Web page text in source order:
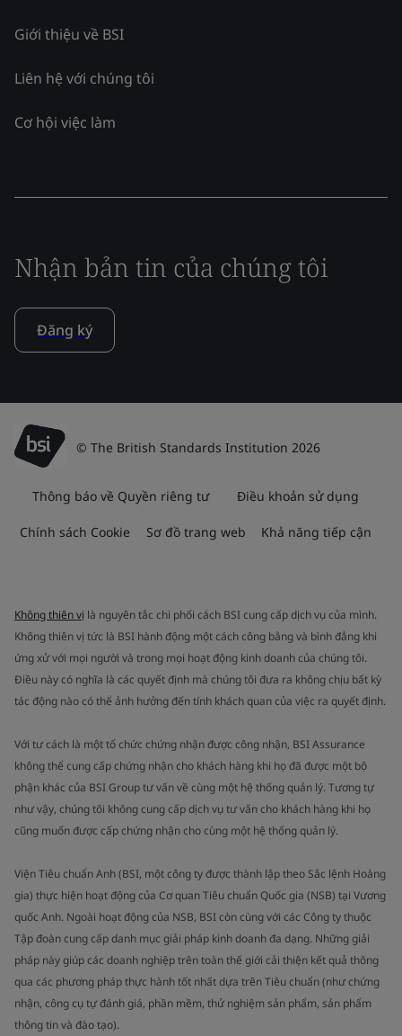
Giới thiệu về BSI
Liên hệ với chúng tôi
Cơ hội việc làm
Nhận bản tin của chúng tôi
Đăng ký
© The British Standards Institution 2026
Thông báo về Quyền riêng tư Điều khoản sử dụng
Chính sách Cookie Sơ đồ trang web Khả năng tiếp cận
Không thiên vị là nguyên tắc chi phối cách BSI cung cấp dịch vụ của mình.
Không thiên vị tức là BSI hành động một cách công bằng và bình đẳng khi
ứng xử với mọi người và trong mọi hoạt động kinh doanh của chúng tôi.
Điều này có nghĩa là các quyết định mà chúng tôi đưa ra không chịu bất kỳ
tác động nào có thể ảnh hưởng đến tính khách quan của việc ra quyết định.
Với tư cách là một tổ chức chứng nhận được công nhận, BSI Assurance
không thể cung cấp chứng nhận cho khách hàng khi họ đã được một bộ
phận khác của BSI Group tư vấn về cùng một hệ thống quản lý. Tương tự
như vậy, chúng tôi không cung cấp dịch vụ tư vấn cho khách hàng khi họ
cũng muốn được cấp chứng nhận cho cùng một hệ thống quản lý.
Viện Tiêu chuẩn Anh (BSI, một công ty được thành lập theo Sắc lệnh Hoàng
gia) thực hiện hoạt động của Cơ quan Tiêu chuẩn Quốc gia (NSB) tại Vương
quốc Anh. Ngoài hoạt động của NSB, BSI còn cùng với các Công ty thuộc
Tập đoàn cung cấp danh mục giải pháp kinh doanh đa dạng. Những giải
pháp này giúp các doanh nghiệp trên toàn thế giới cải thiện kết quả thông
qua các phương pháp thực hành tốt nhất dựa trên Tiêu chuẩn (như chứng
nhận, công cụ tự đánh giá, phần mềm, thử nghiệm sản phẩm, sản phẩm
thông tin và đào tạo).